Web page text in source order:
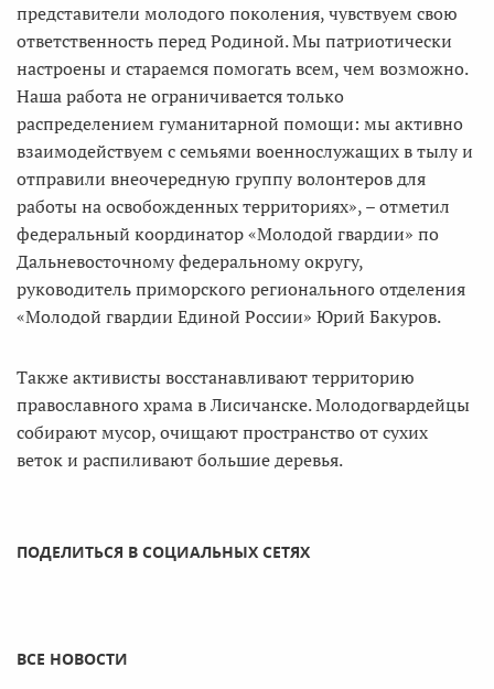
представители молодого поколения, чувствуем свою
ответственность перед Родиной. Мы патриотически
настроены и стараемся помогать всем, чем возможно.
Наша работа не ограничивается только
распределением гуманитарной помощи: мы активно
взаимодействуем с семьями военнослужащих в тылу и
отправили внеочередную группу волонтеров для
работы на освобожденных территориях», – отметил
федеральный координатор «Молодой гвардии» по
Дальневосточному федеральному округу,
руководитель приморского регионального отделения
«Молодой гвардии Единой России» Юрий Бакуров.
Также активисты восстанавливают территорию
православного храма в Лисичанске. Молодогвардейцы
собирают мусор, очищают пространство от сухих
веток и распиливают большие деревья.
ПОДЕЛИТЬСЯ В СОЦИАЛЬНЫХ СЕТЯХ
ВСЕ НОВОСТИ